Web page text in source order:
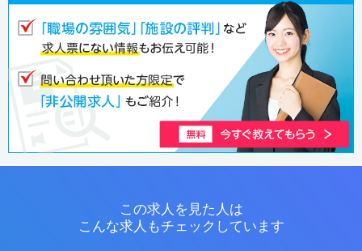
この求人を見た人は
こんな求人もチェックしています